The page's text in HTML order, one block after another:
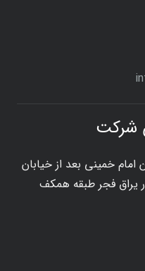
شرکت
خمینی بعد از خیابان
یراق فجر طبقه همکف